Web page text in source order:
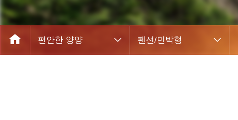
편안한 양양 펜션/민박형